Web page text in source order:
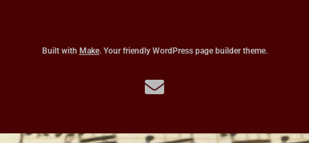
Built with Make. Your friendly WordPress page builder theme.